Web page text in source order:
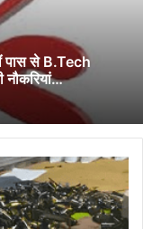
से B.Tech